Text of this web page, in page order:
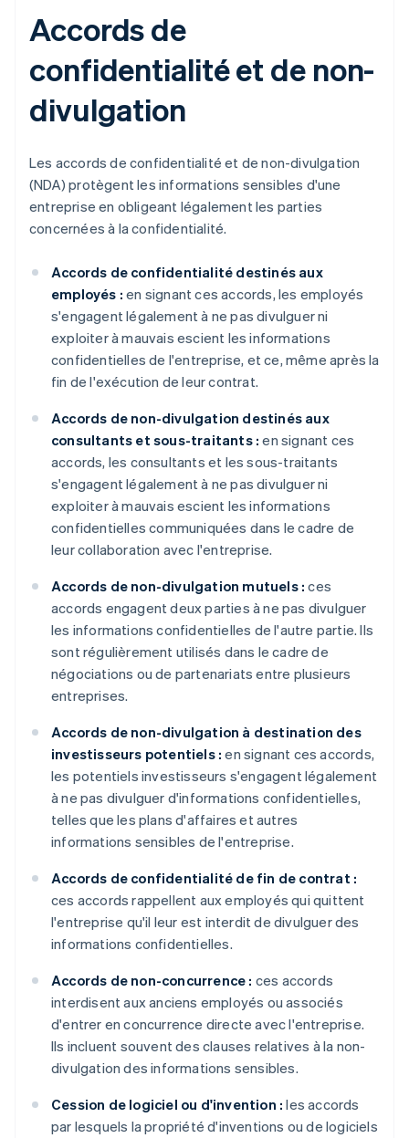
Accords de
confidentialité et de non-
divulgation
Les accords de confidentialité et de non-divulgation
(NDA) protègent les informations sensibles d'une
entreprise en obligeant légalement les parties
concernées à la confidentialité.
Accords de confidentialité destinés aux
employés : en signant ces accords, les employés
s'engagent légalement à ne pas divulguer ni
exploiter à mauvais escient les informations
confidentielles de l'entreprise, et ce, même après la
fin de l'exécution de leur contrat.
Accords de non-divulgation destinés aux
consultants et sous-traitants : en signant ces
accords, les consultants et les sous-traitants
s'engagent légalement à ne pas divulguer ni
exploiter à mauvais escient les informations
confidentielles communiquées dans le cadre de
leur collaboration avec l'entreprise.
Accords de non-divulgation mutuels : ces
accords engagent deux parties à ne pas divulguer
les informations confidentielles de l'autre partie. Ils
sont régulièrement utilisés dans le cadre de
négociations ou de partenariats entre plusieurs
entreprises.
Accords de non-divulgation à destination des
investisseurs potentiels : en signant ces accords,
les potentiels investisseurs s'engagent légalement
à ne pas divulguer d'informations confidentielles,
telles que les plans d'affaires et autres
informations sensibles de l'entreprise.
Accords de confidentialité de fin de contrat :
ces accords rappellent aux employés qui quittent
l'entreprise qu'il leur est interdit de divulguer des
informations confidentielles.
Accords de non-concurrence : ces accords
interdisent aux anciens employés ou associés
d'entrer en concurrence directe avec l'entreprise.
Ils incluent souvent des clauses relatives à la non-
divulgation des informations sensibles.
Cession de logiciel ou d'invention : les accords
par lesquels la propriété d'inventions ou de logiciels